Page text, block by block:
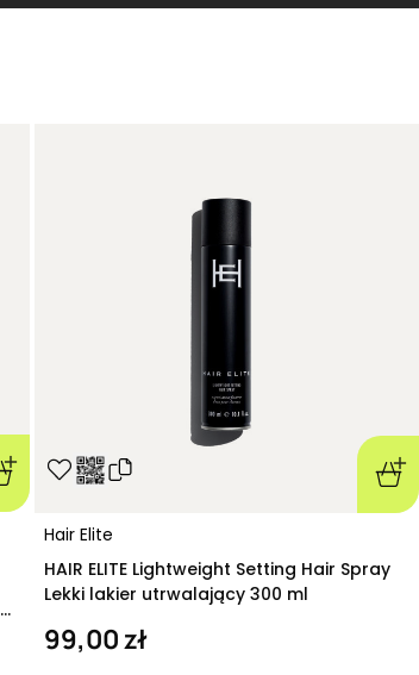
Hair Elite
HAIR ELITE Lightweight Setting Hair Spray
Lekki lakier utrwalający 300 ml
99,00 zł